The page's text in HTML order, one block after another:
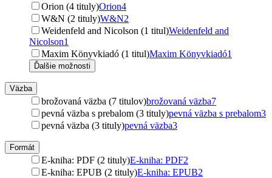
Orion (4 tituly)Orion4
W&N (2 tituly)W&N2
Weidenfeld and Nicolson (1 titul)Weidenfeld and
Nicolson1
Maxim Könyvkiadó (1 titul)Maxim Könyvkiadó1
Ďalšie možnosti
Väzba
brožovaná väzba (7 titulov)brožovaná väzba7
pevná väzba s prebalom (3 tituly)pevná väzba s prebalom3
pevná väzba (3 tituly)pevná väzba3
Formát
E-kniha: PDF (2 tituly)E-kniha: PDF2
E-kniha: EPUB (2 tituly)E-kniha: EPUB2